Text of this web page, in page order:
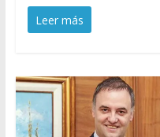
Leer más